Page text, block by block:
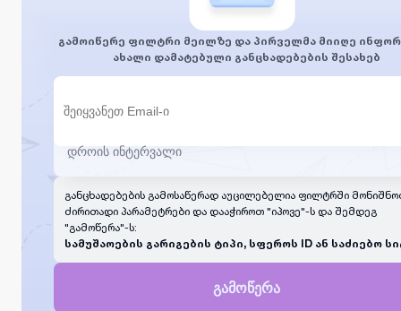
გამოიწერე ფილტრი მეილზე და პირველმა მიიღე
ახალი დამატებული განცხადებების შესახებ
განცხადებების გამოსაწერად აუცილებელია ფილტრში
ძირითადი პარამეტრები და დააჭიროთ "იპოვე"-ს და შემდეგ
"გამოწერა"-ს:
სამუშაოების გარიგების ტიპი, სფეროს ID ან საძიებო
გამოწერა